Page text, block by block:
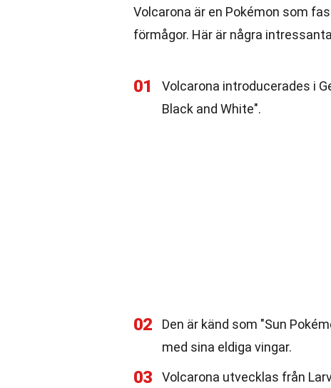
Volcarona är en Pokémon som
förmågor. Här är några
01
Volcarona introducerades i
Black and White".
02
Den är känd som "Sun
med sina eldiga vingar.
03
Volcarona utvecklas från